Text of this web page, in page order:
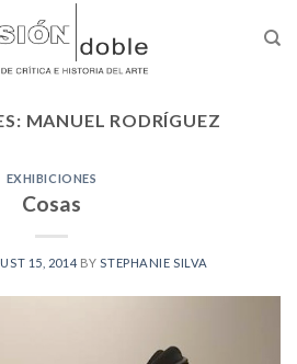
MANUEL RODRÍGUEZ
EXHIBICIONES
Cosas
15, 2014 BY STEPHANIE SILVA